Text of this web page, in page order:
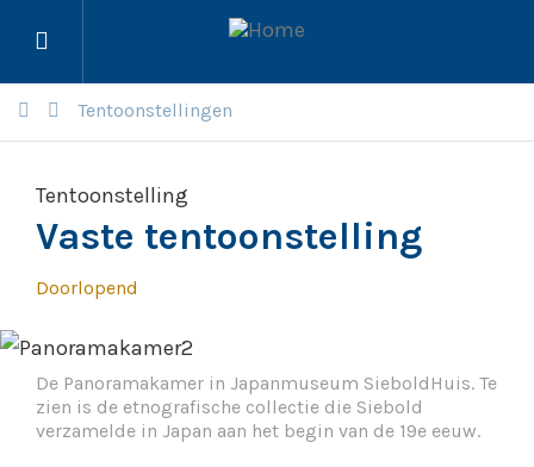
Menu
Tentoonstellingen
Tentoonstelling
Vaste tentoonstelling
Doorlopend
De Panoramakamer in Japanmuseum SieboldHuis. Te
zien is de etnografische collectie die Siebold
verzamelde in Japan aan het begin van de 19e eeuw.